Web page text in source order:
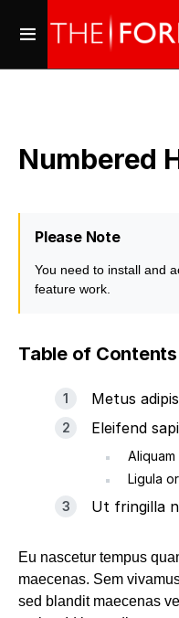
Numbered
Please Note
You need to install and
feature work.
Table of Contents
Metus
Eleifend
Ligula
Ut fringilla
Eu nascetur tempus
maecenas. Sem
sed blandit maecenas